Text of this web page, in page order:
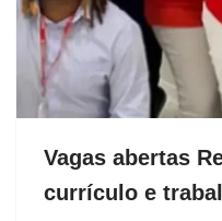
Vagas abertas
currículo e